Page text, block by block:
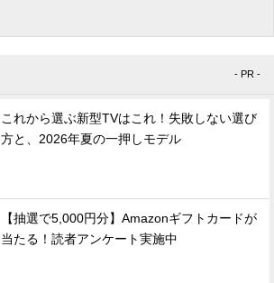
- PR -
これから選ぶ新型TVはこれ！失敗しない選び
方と、2026年夏の一押しモデル
【抽選で5,000円分】Amazonギフトカードが
当たる！読者アンケート実施中